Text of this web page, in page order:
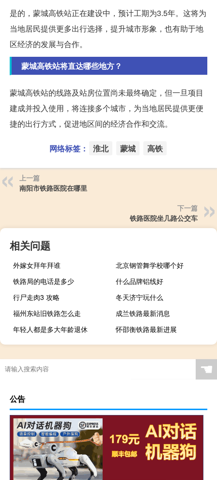
是的，蒙城高铁站正在建设中，预计工期为3.5年。这将为
当地居民提供更多出行选择，提升城市形象，也有助于地
区经济的发展与合作。
蒙城高铁站将直达哪些地方？
蒙城高铁站的线路及站房位置尚未最终确定，但一旦项目
建成并投入使用，将连接多个城市，为当地居民提供更便
捷的出行方式，促进地区间的经济合作和交流。
网络标签： 淮北 蒙城 高铁
上一篇
南阳市铁路医院在哪里
下一篇
铁路医院坐几路公交车
相关问题
外嫁女拜年拜谁
北京钢管舞学校哪个好
铁路局的电话是多少
什么品牌铝线好
行尸走肉3 攻略
冬天济宁玩什么
福州东站旧铁路怎么走
成兰铁路最新消息
年轻人都是多大年龄退休
怀邵衡铁路最新进展
☚
公告